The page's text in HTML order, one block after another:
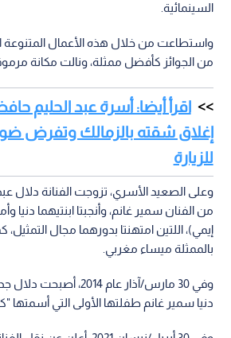
السينمائية.
واستطاعت من خلال هذه الأعمال المتنوعة
من الجوائز كأفضل ممثلة، ونالت مكانة
اقرأ أيضا: أسرة عبد الحليم
إغلاق شقته بالزمالك وتفرض
للزيارة
من الفنان سمير غانم، وأنجبتا ابنتيهما دنيا
إيمي)، اللتين امتهنتا بدورهما مجال
بالممثلة ميساء مغربي.
وفي 30 مارس/آذار عام
دنيا سمير غانم طفلتها الأولى التي أسمتها